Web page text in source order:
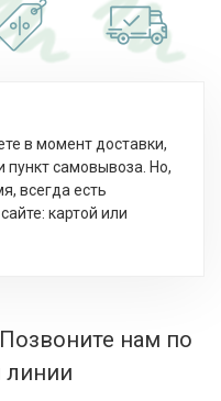
в момент доставки,
пункт самовывоза. Но,
всегда есть
картой или
нам по
линии